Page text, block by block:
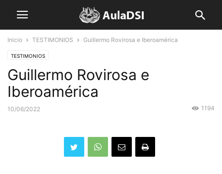
Inicio TESTIMONIOS Guillermo Rovirosa e Iberoamérica
TESTIMONIOS
Guillermo Rovirosa e
Iberoamérica
10/06/2022 1194